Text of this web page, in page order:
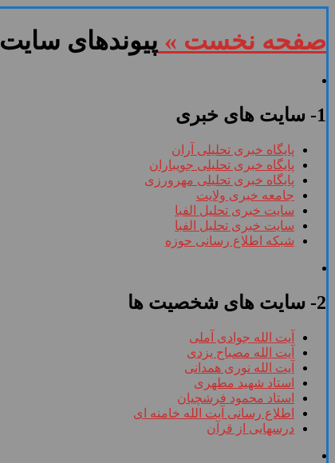
صفحه نخست » پیوندهای سایت
1- سایت های خبری
پایگاه خبری تحلیلی آران
پایگاه خبری تحلیلی جویباران
پایگاه خبری تحلیلی مهرورزی
جامعه خبری ولایت
سایت خبری تحلیل الفبا
سایت خبری تحلیل الفبا
شبکه اطلاع رسانی حوزه
2- سایت های شخصیت ها
آیت الله جوادی آملی
آیت الله مصباح یزدی
آیت الله نوری همدانی
استاد شهید مطهری
استاد محمود فرشچیان
اطلاع رسانی آیت الله خامنه ای
درسهایی از قرآن